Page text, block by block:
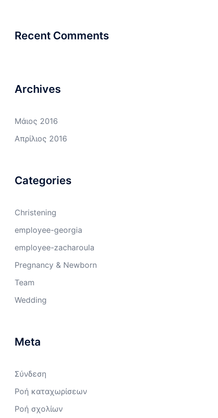
Recent Comments
Archives
Μάιος 2016
Απρίλιος 2016
Categories
Christening
employee-georgia
employee-zacharoula
Pregnancy & Newborn
Team
Wedding
Meta
Σύνδεση
Ροή καταχωρίσεων
Ροή σχολίων